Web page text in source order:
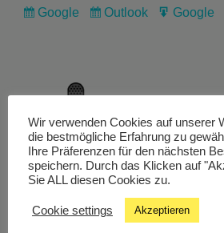
Subscribe
Google
Subscribe
Outlook
Export
Google
Livestream
Studiochat
Wir verwenden Cookies auf unserer
die bestmögliche Erfahrung zu
Ihre Präferenzen für den nächsten
speichern. Durch das Klicken auf
Sie ALL diesen Cookies zu.
Cookie settings Akzeptieren